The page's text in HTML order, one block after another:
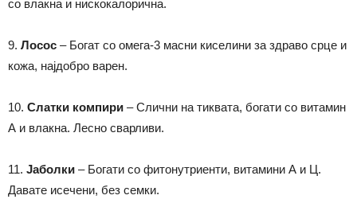
со влакна и нискокалорична.
9. Лосос – Богат со омега-3 масни киселини за здраво срце и
кожа, најдобро варен.
10. Слатки компири – Слични на тиквата, богати со витамин
А и влакна. Лесно сварливи.
11. Јаболки – Богати со фитонутриенти, витамини А и Ц.
Давате исечени, без семки.